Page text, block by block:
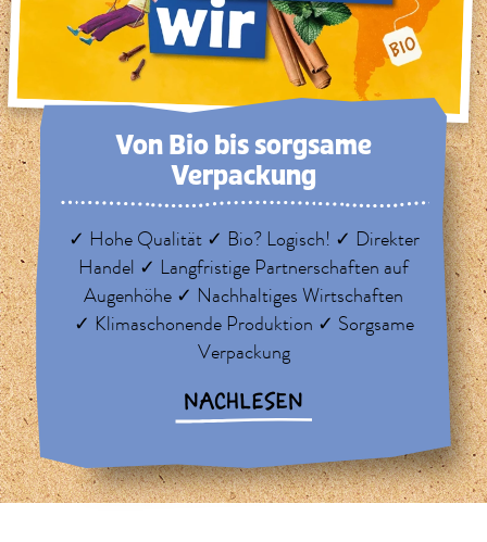
Von Bio bis sorg­same
Verpackung
✓ Hohe Qualität ✓ Bio? Logisch! ✓ Direkter
Handel ✓ Langfristige Partnerschaften auf
Augenhöhe ✓ Nachhaltiges Wirtschaften
✓ Klimaschonende Produktion ✓ Sorgsame
Verpackung
NACHLESEN